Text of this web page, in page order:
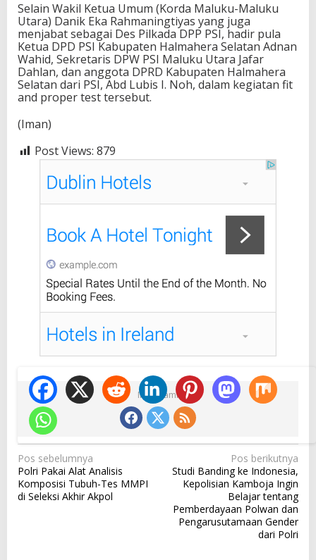
Selain Wakil Ketua Umum (Korda Maluku-Maluku
Utara) Danik Eka Rahmaningtiyas yang juga
menjabat sebagai Des Pilkada DPP PSI, hadir pula
Ketua DPD PSI Kabupaten Halmahera Selatan Adnan
Wahid, Sekretaris DPW PSI Maluku Utara Jafar
Dahlan, dan anggota DPRD Kabupaten Halmahera
Selatan dari PSI, Abd Lubis I. Noh, dalam kegiatan fit
and proper test tersebut.
(Iman)
Post Views: 879
Ikuti Kami
N
a
v
Pos sebelumnya
Polri Pakai Alat Analisis
Komposisi Tubuh-Tes MMPI
di Seleksi Akhir Akpol
Pos berikutnya
Studi Banding ke Indonesia,
Kepolisian Kamboja Ingin
Belajar tentang
Pemberdayaan Polwan dan
Pengarusutamaan Gender
dari Polri